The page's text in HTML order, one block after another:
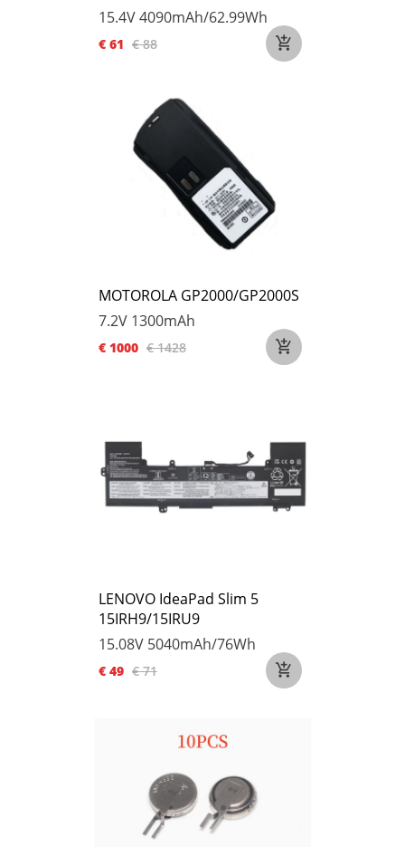
15.4V4090mAh/62.99Wh
€ 61 € 88
MOTOROLA GP2000/GP2000S
7.2V 1300mAh
€ 1000 € 1428
LENOVO IdeaPad Slim 5
15IRH9/15IRU9
15.08V 5040mAh/76Wh
€ 49 € 71